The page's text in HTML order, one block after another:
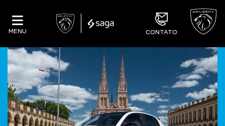
MENU CONTATO